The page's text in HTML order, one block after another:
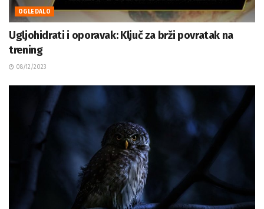
OGLEDALO
Ugljohidrati i oporavak: Ključ za brži povratak na
trening
08/12/2023